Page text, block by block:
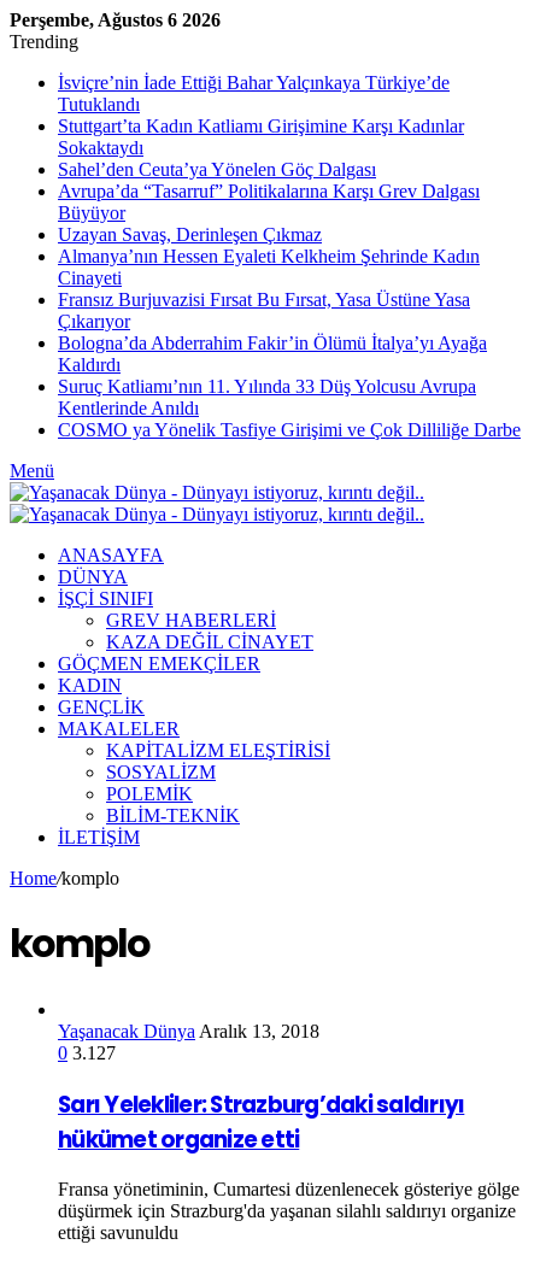
Perşembe, Ağustos 6 2026
Trending
İsviçre’nin İade Ettiği Bahar Yalçınkaya Türkiye’de
Tutuklandı
Stuttgart’ta Kadın Katliamı Girişimine Karşı Kadınlar
Sokaktaydı
Sahel’den Ceuta’ya Yönelen Göç Dalgası
Avrupa’da “Tasarruf” Politikalarına Karşı Grev Dalgası
Büyüyor
Uzayan Savaş, Derinleşen Çıkmaz
Almanya’nın Hessen Eyaleti Kelkheim Şehrinde Kadın
Cinayeti
Fransız Burjuvazisi Fırsat Bu Fırsat, Yasa Üstüne Yasa
Çıkarıyor
Bologna’da Abderrahim Fakir’in Ölümü İtalya’yı Ayağa
Kaldırdı
Suruç Katliamı’nın 11. Yılında 33 Düş Yolcusu Avrupa
Kentlerinde Anıldı
COSMO ya Yönelik Tasfiye Girişimi ve Çok Dilliliğe Darbe
Menü
ANASAYFA
DÜNYA
İŞÇİ SINIFI
GREV HABERLERİ
KAZA DEĞİL CİNAYET
GÖÇMEN EMEKÇİLER
KADIN
GENÇLİK
MAKALELER
KAPİTALİZM ELEŞTİRİSİ
SOSYALİZM
POLEMİK
BİLİM-TEKNİK
ILETIŞIM
Home/komplo
komplo
Yaşanacak Dünya Aralık 13, 2018
0 3.127
Sarı Yelekliler: Strazburg’daki saldırıyı
hükümet organize etti
Fransa yönetiminin, Cumartesi düzenlenecek gösteriye gölge
düşürmek için Strazburg'da yaşanan silahlı saldırıyı organize
ettiği savunuldu